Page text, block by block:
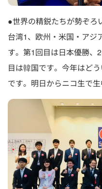
●世界の精鋭たちが勢ぞろ
台湾1、欧州・米国・アジ
す。第1回目は日本優勝、
目は韓国です。今年はど
です。明日からニコ生で生